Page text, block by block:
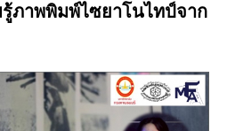
ภาพพิมพ์ไซยาโนไทป์จาก